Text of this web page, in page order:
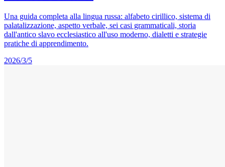
Una guida completa alla lingua russa: alfabeto cirillico, sistema di
palatalizzazione, aspetto verbale, sei casi grammaticali, storia
dall'antico slavo ecclesiastico all'uso moderno, dialetti e strategie
pratiche di apprendimento.
2026/3/5